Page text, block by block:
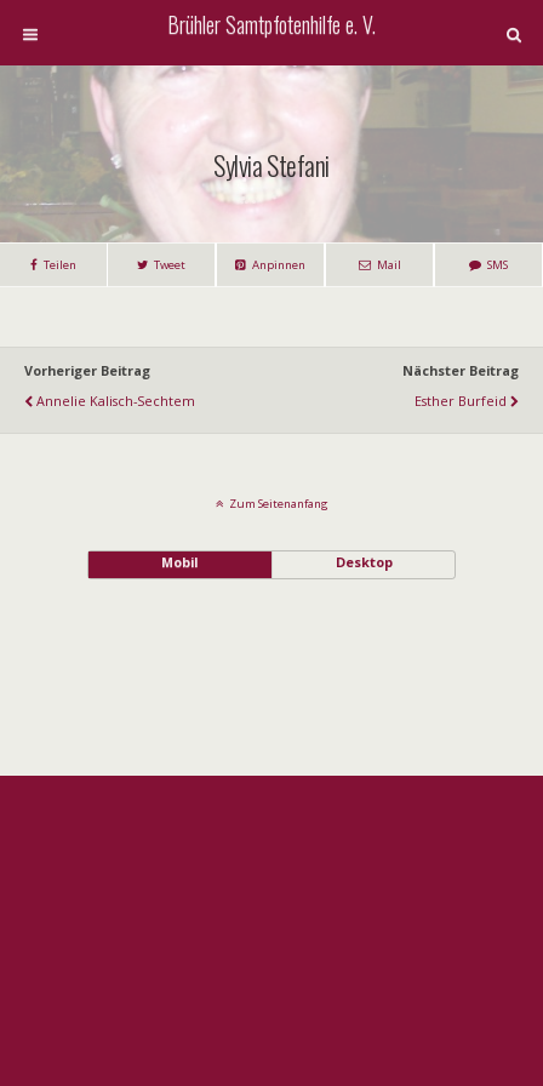
Brühler Samtpfotenhilfe e. V.
Sylvia Stefani
Teilen Tweet Anpinnen Mail SMS
Vorheriger Beitrag
Annelie Kalisch-Sechtem
Nächster Beitrag
Esther Burfeid
Zum Seitenanfang
Mobil Desktop